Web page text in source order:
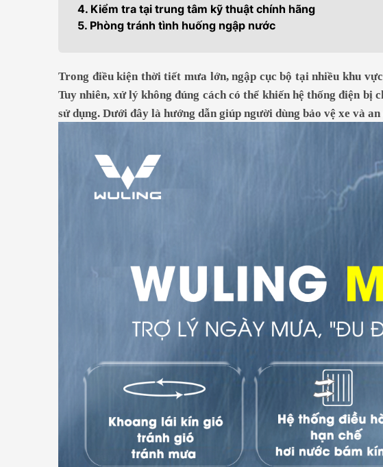
BINGO (333KM)
4. Kiểm tra tại trung tâm kỹ thuật chính hãng
5. Phòng tránh tình huống ngập nước
Trong điều kiện thời tiết mưa lớn, ngập cục bộ tại nhiều khu
Tuy nhiên, xử lý không đúng cách có thể khiến hệ thống điện bị
sử dụng. Dưới đây là hướng dẫn giúp người dùng bảo vệ xe và